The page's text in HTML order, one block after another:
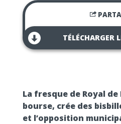
TÉLÉCHARGER
La fresque de Royal de
bourse, crée des
et l’opposition